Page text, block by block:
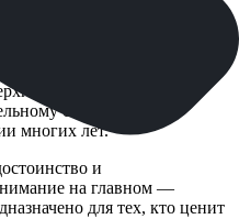
классической традиции,
актуальность и
геометрические
визуального
имеет ровную
сохранению
многих лет.
и
на главном —
для тех, кто ценит